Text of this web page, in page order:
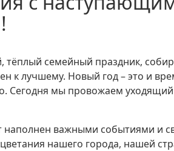
тёплый семейный праздник,
к лучшему. Новый год – это и
Сегодня мы провожаем
наполнен важными событиями и
нашего города, нашей